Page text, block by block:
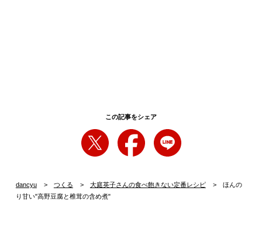
この記事をシェア
dancyu つくる 大庭英子さんの食べ飽きない定番レシピ
ほんの
り甘い"高野豆腐と椎茸の含め煮"